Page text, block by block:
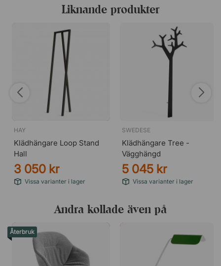
Liknande produkter
HAY
Klädhängare Loop Stand
Hall
3 050 kr
Vissa varianter i lager
SWEDESE
Klädhängare Tree -
Vägghängd
5 045 kr
Vissa varianter i lager
Andra kollade även på
Återbruk